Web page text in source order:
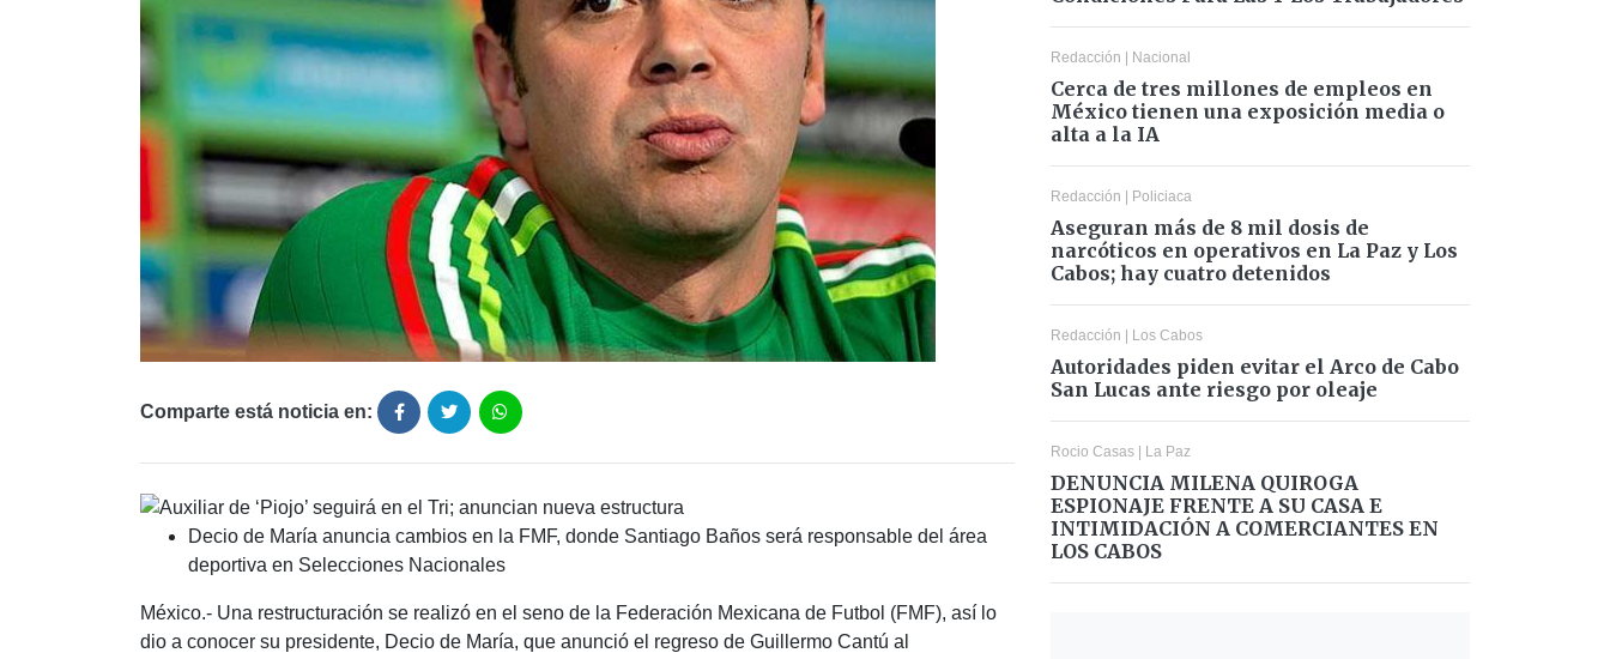
Comparte está noticia en:
Decio de María anuncia cambios en la FMF, donde Santiago Baños será responsable del área
deportiva en Selecciones Nacionales
México.- Una restructuración se realizó en el seno de la Federación Mexicana de Futbol (FMF), así lo
dio a conocer su presidente, Decio de María, que anunció el regreso de Guillermo Cantú al
Redacción | Nacional
Cerca de tres millones de empleos en
México tienen una exposición media o
alta a la IA
Redacción | Policiaca
Aseguran más de 8 mil dosis de
narcóticos en operativos en La Paz y Los
Cabos; hay cuatro detenidos
Redacción | Los Cabos
Autoridades piden evitar el Arco de Cabo
San Lucas ante riesgo por oleaje
Rocio Casas | La Paz
DENUNCIA MILENA QUIROGA
ESPIONAJE FRENTE A SU CASA E
INTIMIDACIÓN A COMERCIANTES EN
LOS CABOS